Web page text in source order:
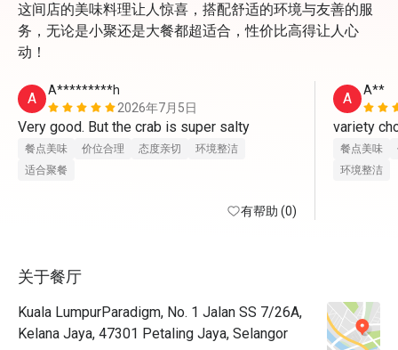
这间店的美味料理让人惊喜，搭配舒适的环境与友善的服
务，无论是小聚还是大餐都超适合，性价比高得让人心
动！
A
A*********h
2026年7月5日
Very good. But the crab is super salty
餐点美味 价位合理 态度亲切
环境整洁
适合聚餐
有帮助 (0)
A A**
variety
餐点美味
环境整洁
关于餐厅
Kuala LumpurParadigm, No. 1 Jalan SS 7/26A,
Kelana Jaya, 47301 Petaling Jaya, Selangor